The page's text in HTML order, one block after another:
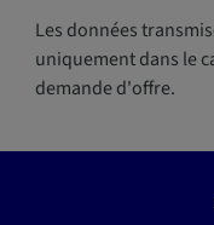
Les données
uniquement dans le
demande d'offre.